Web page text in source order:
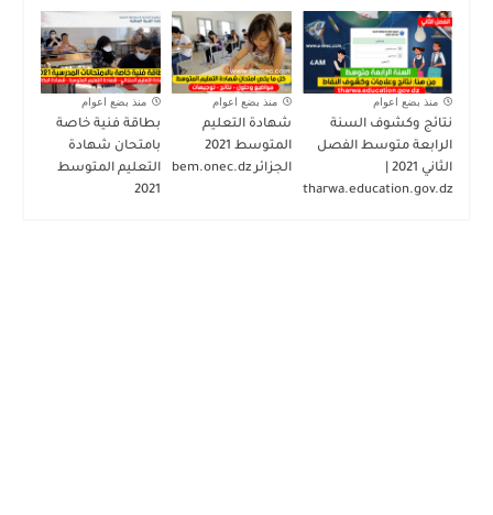
منذ بضع اعوام
نتائج وكشوف السنة
الرابعة متوسط الفصل
tharwa.education.gov.dz
منذ بضع اعوام
شهادة التعليم
المتوسط 2021
الجزائر bem.onec.dz
منذ بضع اعوام
بطاقة فنية خاصة
بامتحان شهادة
التعليم المتوسط
2021